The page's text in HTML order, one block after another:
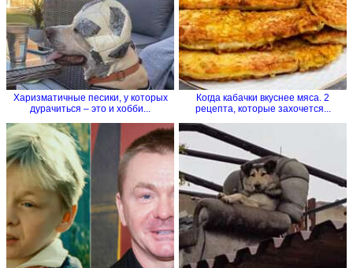
Харизматичные песики, у которых
дурачиться – это и хобби...
Когда кабачки вкуснее мяса. 2
рецепта, которые захочется...